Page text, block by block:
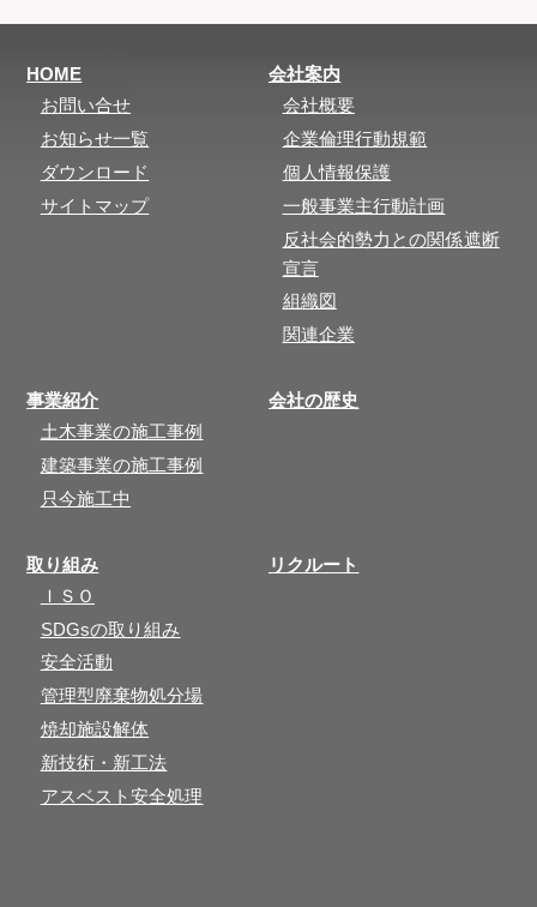
HOME
お問い合せ
お知らせ一覧
ダウンロード
サイトマップ
会社案内
会社概要
企業倫理行動規範
個人情報保護
一般事業主行動計画
反社会的勢力との関係遮断
宣言
組織図
関連企業
事業紹介
土木事業の施工事例
建築事業の施工事例
只今施工中
会社の歴史
取り組み
ＩＳＯ
SDGsの取り組み
安全活動
管理型廃棄物処分場
焼却施設解体
新技術・新工法
アスベスト安全処理
リクルート